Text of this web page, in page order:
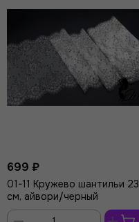
699 ₽
01-11 Кружево шантильи 23
см, айвори/черный